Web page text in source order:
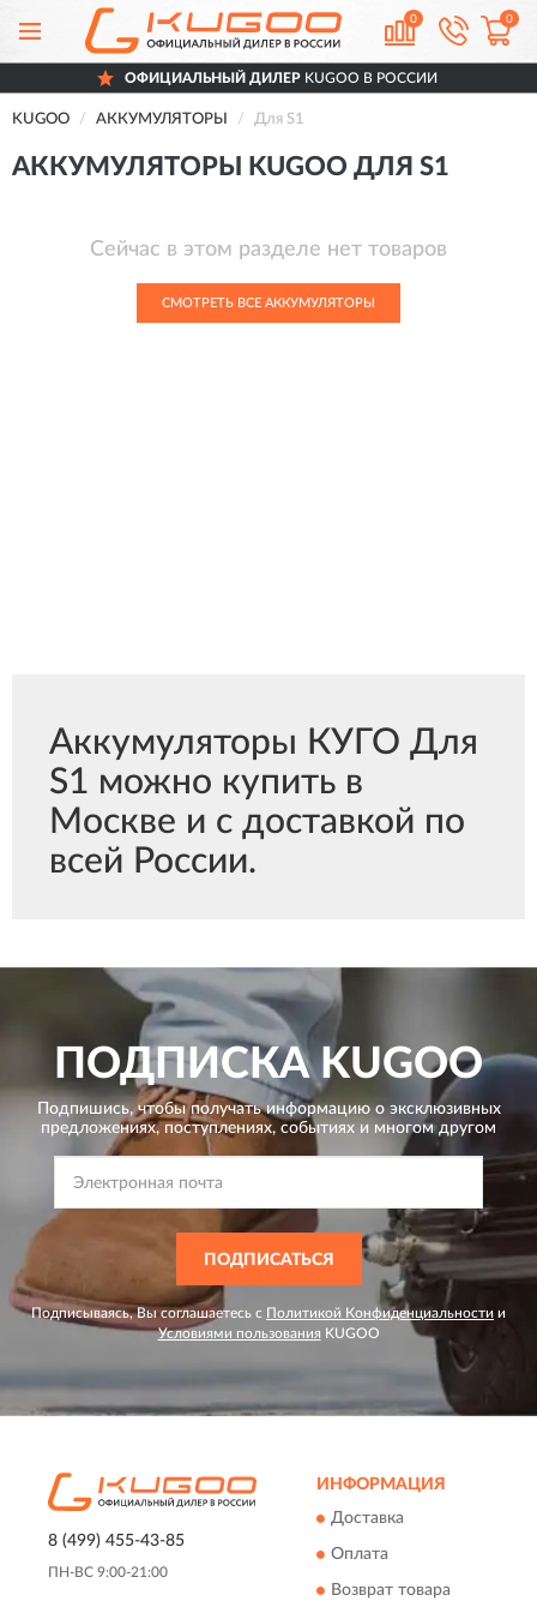
0 0
ОФИЦИАЛЬНЫЙ ДИЛЕР KUGOO В РОССИИ
KUGOO АККУМУЛЯТОРЫ Для S1
АККУМУЛЯТОРЫ KUGOO ДЛЯ S1
Сейчас в этом разделе нет товаров
СМОТРЕТЬ ВСЕ АККУМУЛЯТОРЫ
Аккумуляторы КУГО Для
S1 можно купить в
Москве и с доставкой по
всей России.
ПОДПИСКАKUGOO
Подпишись, чтобы получать информацию о эксклюзивных
предложениях, поступлениях, событиях и многом другом
ПОДПИСАТЬСЯ
Подписываясь, Вы соглашаетесь с Политикой Конфиденциальности и
Условиями пользования KUGOO
8 (499) 455-43-85
ПН-ВС 9:00-21:00
ИНФОРМАЦИЯ
Доставка
Оплата
Возврат товара